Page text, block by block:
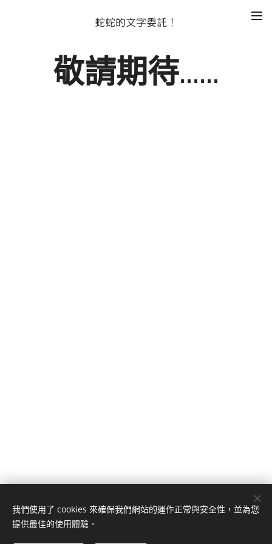
蛇蛇的文字委託！
敬請期待......
我們使用了 cookies 來確保我們網站的運作正常與安全性，並為您
提供最佳的使用體驗。